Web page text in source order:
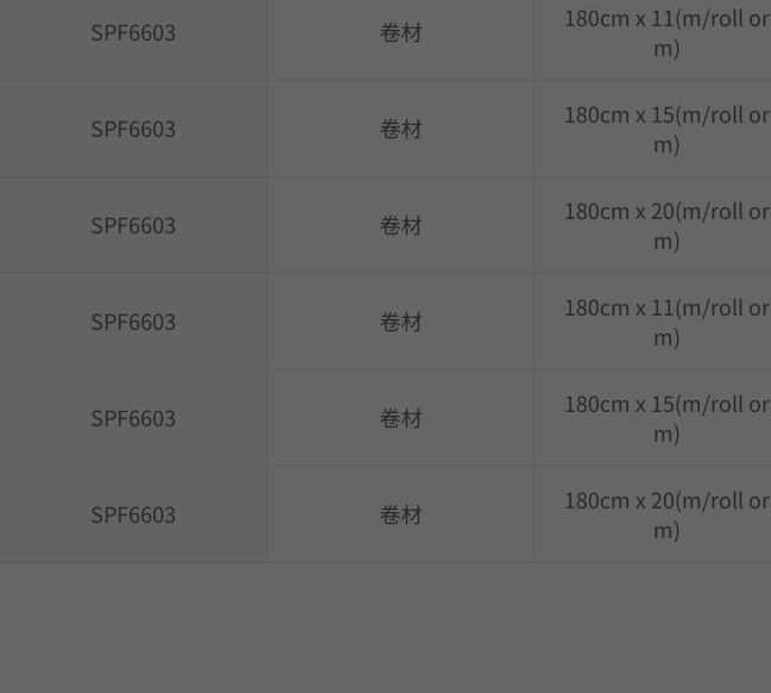
SPF6603 卷材
180cm x 11(m/roll or
m)
SPF6603 卷材
180cm x 15(m/roll or
m)
SPF6603 卷材
180cm x 20(m/roll or
m)
SPF6603 卷材
180cm x 11(m/roll or
m)
SPF6603 卷材
180cm x 15(m/roll or
m)
SPF6603 卷材
180cm x 20(m/roll or
m)